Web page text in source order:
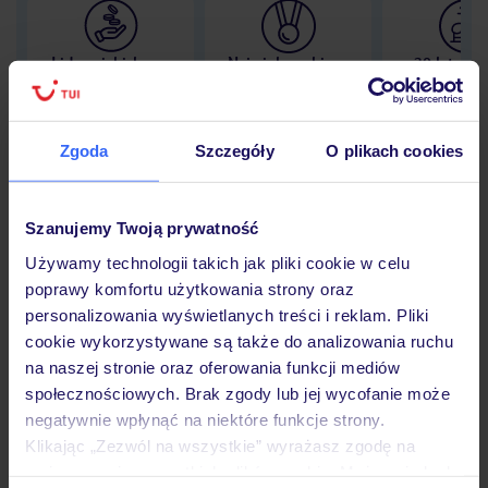
Zgoda Szczegóły O plikach cookies
Szanujemy Twoją prywatność
Używamy technologii takich jak pliki cookie w celu
poprawy komfortu użytkowania strony oraz
personalizowania wyświetlanych treści i reklam. Pliki
cookie wykorzystywane są także do analizowania ruchu
na naszej stronie oraz oferowania funkcji mediów
społecznościowych. Brak zgody lub jej wycofanie może
negatywnie wpłynąć na niektóre funkcje strony.
Klikając „Zezwól na wszystkie” wyrażasz zgodę na
Lider niskich cen
Największe biuro
30 lat w
Hotel
Opinie
Pokoje